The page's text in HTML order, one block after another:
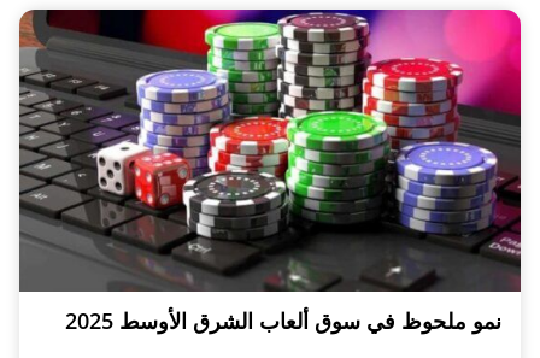
نمو ملحوظ في سوق ألعاب الشرق الأوسط 2025